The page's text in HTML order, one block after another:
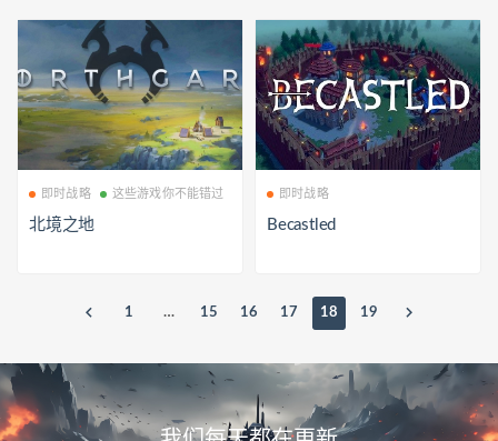
即时战略 这些游戏你不能错过
北境之地
即时战略
Becastled
1 … 15 16 17 18 19